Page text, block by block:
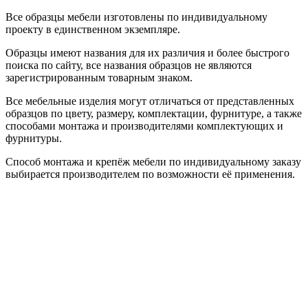
Все образцы мебели изготовлены по индивидуальному
проекту в единственном экземпляре.
Образцы имеют названия для их различия и более быстрого
поиска по сайту, все названия образцов не являются
зарегистрированным товарным знаком.
Все мебельные изделия могут отличаться от представленных
образцов по цвету, размеру, комплектации, фурнитуре, а также
способами монтажа и производителями комплектующих и
фурнитуры.
Способ монтажа и крепёж мебели по индивидуальному заказу
выбирается производителем по возможности её применения.